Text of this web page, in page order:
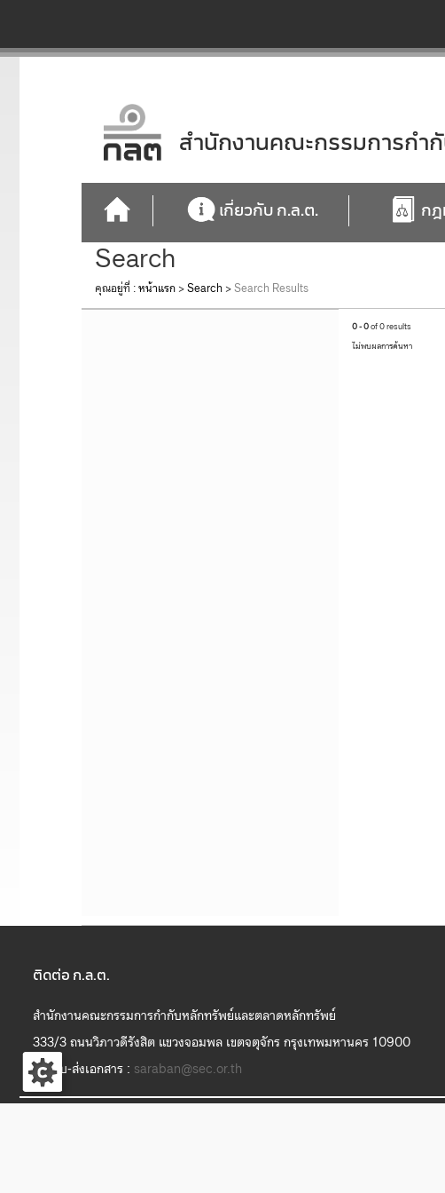
สำนักงานคณะกรรมการก
เกี่ยวกับ ก.ล.ต. ก
Search
คุณอยู่ที่ :หน้าแรก >Search >Search Results
0 - 0of 0 results
ไม่พบผลการค้นหา
ติดต่อ ก.ล.ต.
สำนักงานคณะกรรมการกำกับหลักทรัพย์และตลาดหลักทรัพย์
333/3 ถนนวิภาวดีรังสิต แขวงจอมพล เขตจตุจักร กรุงเทพมหานคร 10900
งานรับ-ส่งเอกสาร : saraban@sec.or.th